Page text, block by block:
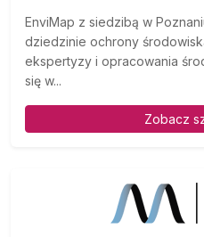
EnviMap z siedzibą w
dziedzinie ochrony
ekspertyzy i opracowania
się w...
Zobacz